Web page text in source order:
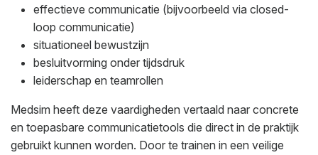
effectieve communicatie (bijvoorbeeld via closed-
loop communicatie)
situationeel bewustzijn
besluitvorming onder tijdsdruk
leiderschap en teamrollen
Medsim heeft deze vaardigheden vertaald naar concrete
en toepasbare communicatietools die direct in de praktijk
gebruikt kunnen worden. Door te trainen in een veilige